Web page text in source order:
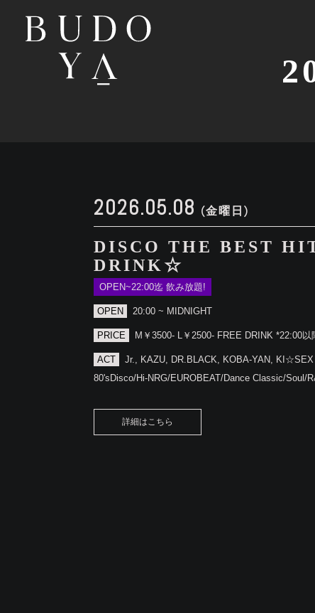
2026.05.08 (金曜日)
DISCO THE BEST
DRINK☆
OPEN~22:00迄 飲み放題!
OPEN 20:00 ~ MIDNIGHT
PRICE M￥3500- L￥2500- FREE DRINK *22:00
ACT
Jr., KAZU, DR.BLACK, KOBA-YAN,
80'sDisco/Hi-NRG/EUROBEAT/Dance Classic/Soul/
詳細はこちら